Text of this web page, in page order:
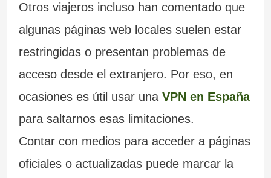
Otros viajeros incluso han comentado que
algunas páginas web locales suelen estar
restringidas o presentan problemas de
acceso desde el extranjero. Por eso, en
ocasiones es útil usar unaVPN en España
para saltarnos esas limitaciones.
Contar con medios para acceder a páginas
oficiales o actualizadas puede marcar la